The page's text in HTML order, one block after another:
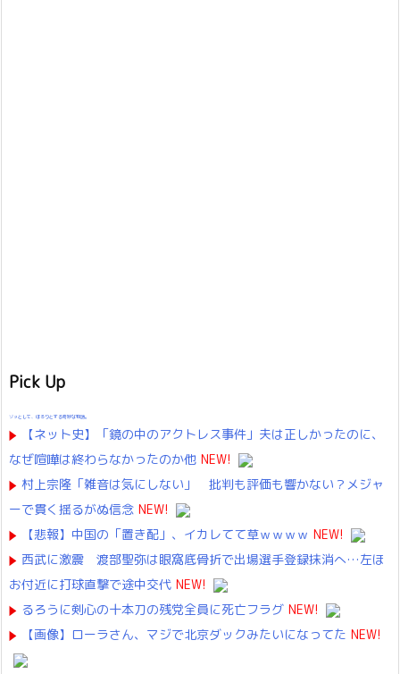
Pick Up
ゾッとして、ほろりとする奇妙な物語。
【ネット史】「鏡の中のアクトレス事件」夫は正しかったのに、
なぜ喧嘩は終わらなかったのか他 NEW!
村上宗隆「雑音は気にしない」 批判も評価も響かない？メジャ
ーで貫く揺るがぬ信念 NEW!
【悲報】中国の「置き配」、イカレてて草ｗｗｗｗ NEW!
西武に激震 渡部聖弥は眼窩底骨折で出場選手登録抹消へ…左ほ
お付近に打球直撃で途中交代 NEW!
るろうに剣心の十本刀の残党全員に死亡フラグ NEW!
【画像】ローラさん、マジで北京ダックみたいになってた NEW!